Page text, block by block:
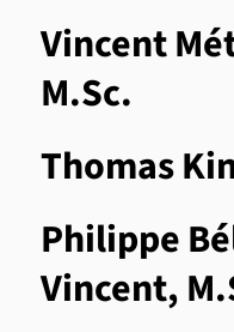
Vincent
M.Sc.
Thomas
Philippe
Vincent,